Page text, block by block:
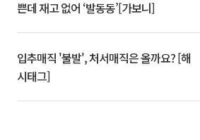
쁜데 재고 없어 ‘발동동’[가보니]
입추매직 '불발', 처서매직은 올까요? [해
시태그]